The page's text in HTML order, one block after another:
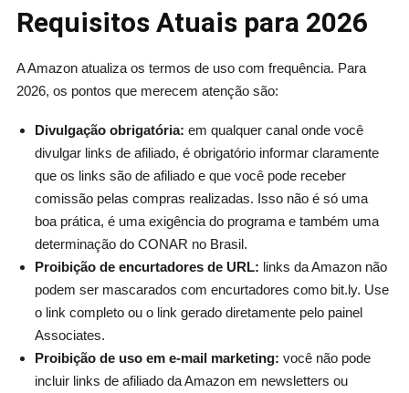
Requisitos Atuais para 2026
A Amazon atualiza os termos de uso com frequência. Para
2026, os pontos que merecem atenção são:
Divulgação obrigatória: em qualquer canal onde você
divulgar links de afiliado, é obrigatório informar claramente
que os links são de afiliado e que você pode receber
comissão pelas compras realizadas. Isso não é só uma
boa prática, é uma exigência do programa e também uma
determinação do CONAR no Brasil.
Proibição de encurtadores de URL: links da Amazon não
podem ser mascarados com encurtadores como bit.ly. Use
o link completo ou o link gerado diretamente pelo painel
Associates.
Proibição de uso em e-mail marketing: você não pode
incluir links de afiliado da Amazon em newsletters ou